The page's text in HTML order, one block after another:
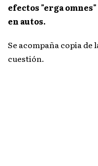
efectos "erga
en autos.
Se acompaña copia
cuestión.